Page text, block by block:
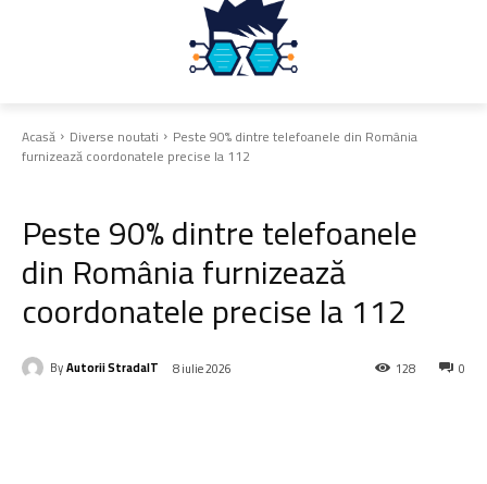
Acasă Diverse noutati Peste 90% dintre telefoanele din România
furnizează coordonatele precise la 112
Peste 90% dintre telefoanele
din România furnizează
coordonatele precise la 112
ByAutorii StradaIT 8 iulie 2026 0
128